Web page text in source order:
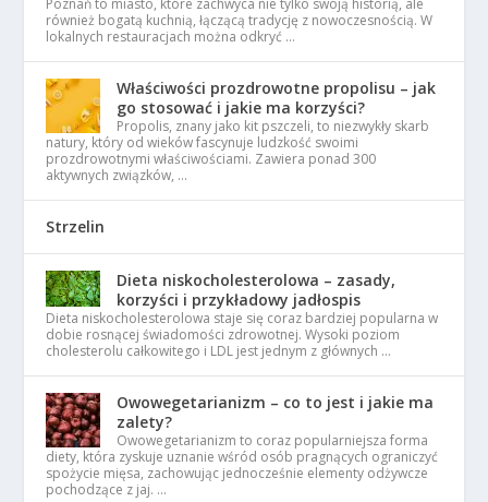
również bogatą kuchnią, łączącą tradycję z nowoczesnością. W
lokalnych restauracjach można odkryć …
Właściwości prozdrowotne propolisu – jak
go stosować i jakie ma korzyści?
Propolis, znany jako kit pszczeli, to niezwykły skarb
natury, który od wieków fascynuje ludzkość swoimi
prozdrowotnymi właściwościami. Zawiera ponad 300
aktywnych związków, …
Strzelin
Dieta niskocholesterolowa – zasady,
korzyści i przykładowy jadłospis
Dieta niskocholesterolowa staje się coraz bardziej popularna w
dobie rosnącej świadomości zdrowotnej. Wysoki poziom
cholesterolu całkowitego i LDL jest jednym z głównych …
Owowegetarianizm – co to jest i jakie ma
zalety?
Owowegetarianizm to coraz popularniejsza forma
diety, która zyskuje uznanie wśród osób pragnących ograniczyć
spożycie mięsa, zachowując jednocześnie elementy odżywcze
pochodzące z jaj. …